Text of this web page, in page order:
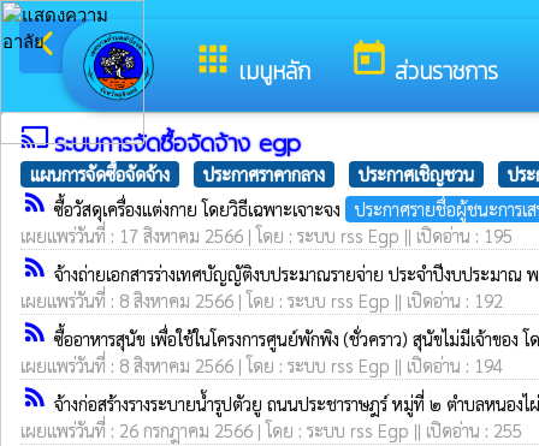
apps เมนูหลัก today ส่วนราชการ
arrow_back_ios กลับเมนูหลัก
castระบบการจัดซื้อจัดจ้าง egp
แผนการจัดซื้อจัดจ้าง ประกาศราคากลาง ประกาศเชิญชวน ประ
rss_feed ซื้อวัสดุเครื่องแต่งกาย โดยวิธีเฉพาะเจาะจง
ประกาศรายชื่อผู้ชนะการเ
เผยแพร่วันที่ : 17 สิงหาคม 2566 | โดย : ระบบ rss Egp || เปิดอ่าน : 195
rss_feed จ้างถ่ายเอกสารร่างเทศบัญญัติงบประมาณรายจ่าย ประจำปีงบประมาณ
เผยแพร่วันที่ : 8 สิงหาคม 2566 | โดย : ระบบ rss Egp || เปิดอ่าน : 192
rss_feed ซื้ออาหารสุนัข เพื่อใช้ในโครงการศูนย์พักพิง (ชั่วคราว) สุนัขไม่มีเจ้าของ โ
เผยแพร่วันที่ : 8 สิงหาคม 2566 | โดย : ระบบ rss Egp || เปิดอ่าน : 194
rss_feed จ้างก่อสร้างรางระบายน้ำรูปตัวยู ถนนประชาราษฎร์ หมู่ที่ ๒ ตำบลหนองไ
เผยแพร่วันที่ : 26 กรกฎาคม 2566 | โดย : ระบบ rss Egp || เปิดอ่าน : 255